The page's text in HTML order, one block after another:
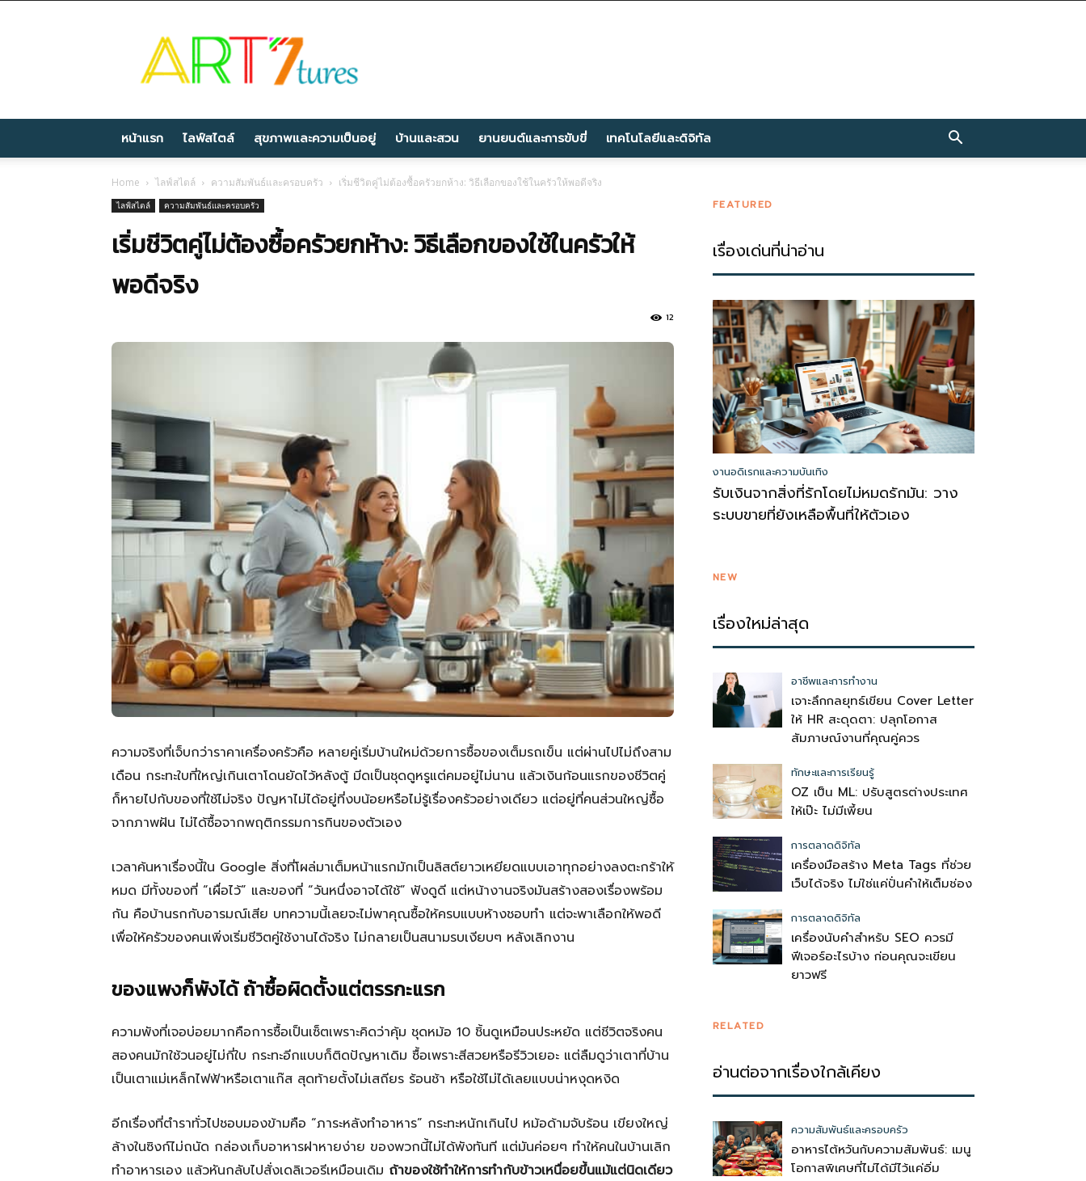
หน้าแรก ไลฟ์สไตล์ สุขภาพและความเป็นอยู่ บ้านและสวน ยานยนต์และการขับขี่ เทคโนโลยีและดิจิทัล
Home ไลฟ์สไตล์ ความสัมพันธ์และครอบครัว เริ่มชีวิตคู่ไม่ต้องซื้อครัวยกห้าง: วิธีเลือกของใช้ในครัวให้พอดีจริง
ไลฟ์สไตล์ ความสัมพันธ์และครอบครัว
เริ่มชีวิตคู่ไม่ต้องซื้อครัวยกห้าง: วิธีเลือกของใช้ในครัวให้
พอดีจริง
12
ความจริงที่เจ็บกว่าราคาเครื่องครัวคือ หลายคู่เริ่มบ้านใหม่ด้วยการซื้อของเต็มรถเข็น แต่ผ่านไปไม่ถึงสาม
เดือน กระทะใบที่ใหญ่เกินเตาโดนยัดไว้หลังตู้ มีดเป็นชุดดูหรูแต่คมอยู่ไม่นาน แล้วเงินก้อนแรกของชีวิตคู่
ก็หายไปกับของที่ใช้ไม่จริง ปัญหาไม่ได้อยู่ที่งบน้อยหรือไม่รู้เรื่องครัวอย่างเดียว แต่อยู่ที่คนส่วนใหญ่ซื้อ
จากภาพฝัน ไม่ได้ซื้อจากพฤติกรรมการกินของตัวเอง
เวลาค้นหาเรื่องนี้ใน Google สิ่งที่โผล่มาเต็มหน้าแรกมักเป็นลิสต์ยาวเหยียดแบบเอาทุกอย่างลงตะกร้าให้
หมด มีทั้งของที่ “เผื่อไว้” และของที่ “วันหนึ่งอาจได้ใช้” ฟังดูดี แต่หน้างานจริงมันสร้างสองเรื่องพร้อม
กัน คือบ้านรกกับอารมณ์เสีย บทความนี้เลยจะไม่พาคุณซื้อให้ครบแบบห้างชอบทำ แต่จะพาเลือกให้พอดี
เพื่อให้ครัวของคนเพิ่งเริ่มชีวิตคู่ใช้งานได้จริง ไม่กลายเป็นสนามรบเงียบๆ หลังเลิกงาน
ของแพงก็พังได้ ถ้าซื้อผิดตั้งแต่ตรรกะแรก
ความพังที่เจอบ่อยมากคือการซื้อเป็นเซ็ตเพราะคิดว่าคุ้ม ชุดหม้อ 10 ชิ้นดูเหมือนประหยัด แต่ชีวิตจริงคน
สองคนมักใช้วนอยู่ไม่กี่ใบ กระทะอีกแบบก็ติดปัญหาเดิม ซื้อเพราะสีสวยหรือรีวิวเยอะ แต่ลืมดูว่าเตาที่บ้าน
เป็นเตาแม่เหล็กไฟฟ้าหรือเตาแก๊ส สุดท้ายตั้งไม่เสถียร ร้อนช้า หรือใช้ไม่ได้เลยแบบน่าหงุดหงิด
อีกเรื่องที่ตำราทั่วไปชอบมองข้ามคือ “ภาระหลังทำอาหาร” กระทะหนักเกินไป หม้อด้ามจับร้อน เขียงใหญ่
ล้างในซิงก์ไม่ถนัด กล่องเก็บอาหารฝาหายง่าย ของพวกนี้ไม่ได้พังทันที แต่มันค่อยๆ ทำให้คนในบ้านเลิก
ทำอาหารเอง แล้วหันกลับไปสั่งเดลิเวอรีเหมือนเดิม ถ้าของใช้ทำให้การทำกับข้าวเหนื่อยขึ้นแม้แต่นิดเดียว
FEATURED
เรื่องเด่นที่น่าอ่าน
งานอดิเรกและความบันเทิง
รับเงินจากสิ่งที่รักโดยไม่หมดรักมัน: วาง
ระบบขายที่ยังเหลือพื้นที่ให้ตัวเอง
NEW
เรื่องใหม่ล่าสุด
อาชีพและการทำงาน
เจาะลึกกลยุทธ์เขียน Cover Letter
ให้ HR สะดุดตา: ปลุกโอกาส
สัมภาษณ์งานที่คุณคู่ควร
ทักษะและการเรียนรู้
OZ เป็น ML: ปรับสูตรต่างประเทศ
ให้เป๊ะ ไม่มีเพี้ยน
การตลาดดิจิทัล
เครื่องมือสร้าง Meta Tags ที่ช่วย
เว็บได้จริง ไม่ใช่แค่ปั่นคำให้เต็มช่อง
การตลาดดิจิทัล
เครื่องนับคำสำหรับ SEO ควรมี
ฟีเจอร์อะไรบ้าง ก่อนคุณจะเขียน
ยาวฟรี
RELATED
อ่านต่อจากเรื่องใกล้เคียง
ความสัมพันธ์และครอบครัว
อาหารไต้หวันกับความสัมพันธ์: เมนู
โอกาสพิเศษที่ไม่ได้มีไว้แค่อิ่ม